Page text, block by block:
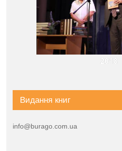
2018
Видання книг
info@burago.com.ua